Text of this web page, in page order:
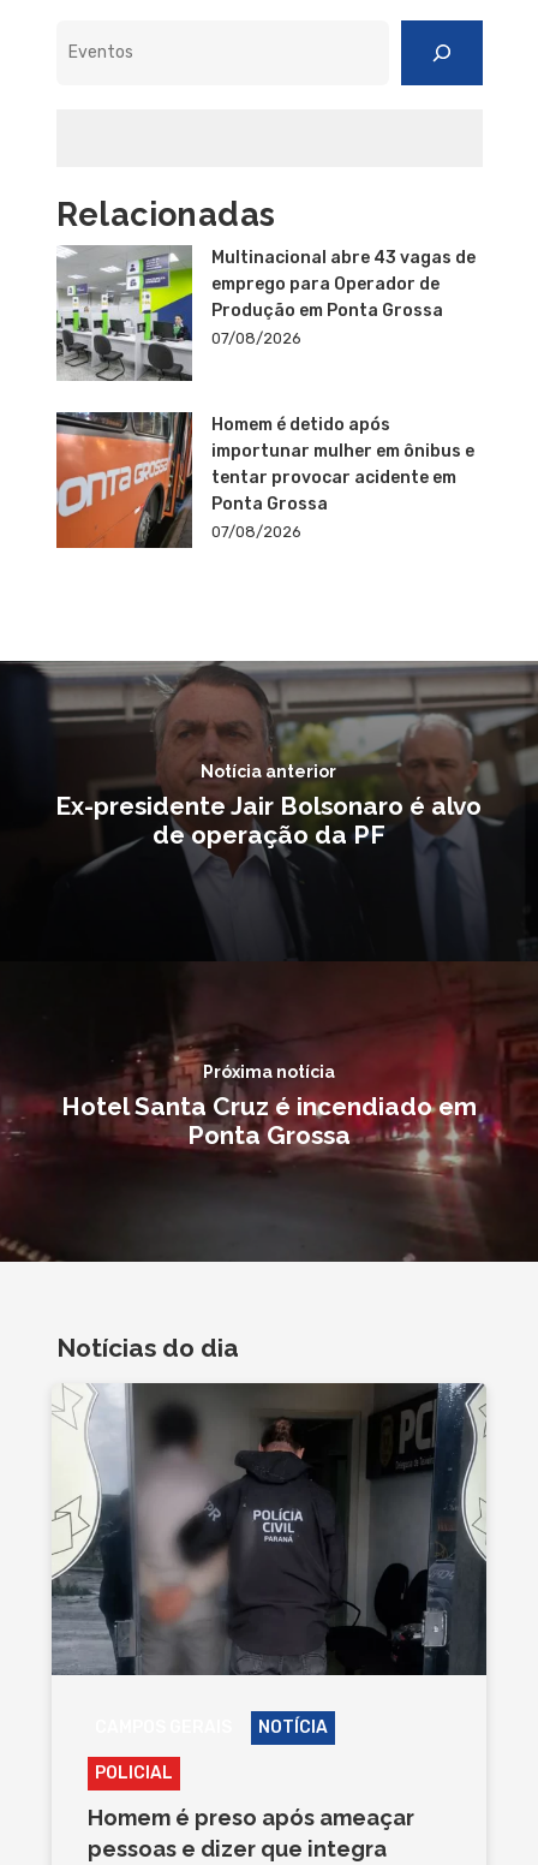
Relacionadas
Multinacional abre 43 vagas de
emprego para Operador de
Produção em Ponta Grossa
07/08/2026
Homem é detido após
importunar mulher em ônibus e
tentar provocar acidente em
Ponta Grossa
07/08/2026
Notícia anterior
Ex-presidente Jair Bolsonaro é alvo
de operação da PF
Próxima notícia
Hotel Santa Cruz é incendiado em
Ponta Grossa
Notícias do dia
NOTÍCIA
POLICIAL
Homem é preso após ameaçar
pessoas e dizer que integra